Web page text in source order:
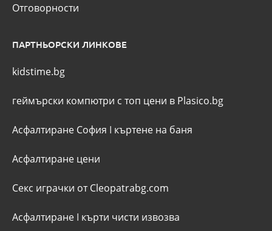
Отговорности
ПАРТНЬОРСКИ ЛИНКОВЕ
kidstime.bg
геймърски компютри с топ цени в Plasico.bg
Асфалтиране София I къртене на баня
Асфалтиране цени
Секс играчки от Cleopatrabg.com
Асфалтиране I кърти чисти извозва